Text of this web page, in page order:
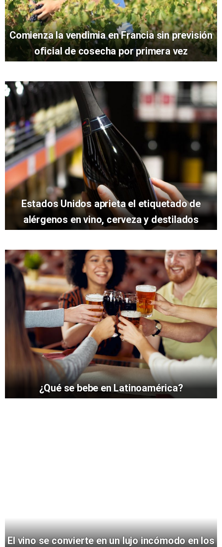
Comienza la vendimia en Francia sin previsión
oficial de cosecha por primera vez
Estados Unidos aprieta el etiquetado de
alérgenos en vino, cerveza y destilados
¿Qué se bebe en Latinoamérica?
El vino se convierte en un lujo incómodo en los